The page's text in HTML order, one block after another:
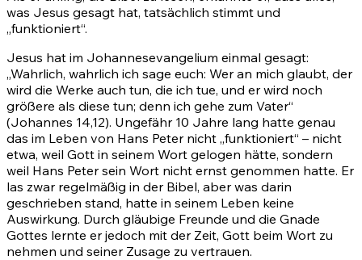
was Jesus gesagt hat, tatsächlich stimmt und
„funktioniert“.
Jesus hat im Johannesevangelium einmal gesagt:
„Wahrlich, wahrlich ich sage euch: Wer an mich glaubt, der
wird die Werke auch tun, die ich tue, und er wird noch
größere als diese tun; denn ich gehe zum Vater“
(Johannes 14,12). Ungefähr 10 Jahre lang hatte genau
das im Leben von Hans Peter nicht „funktioniert“ – nicht
etwa, weil Gott in seinem Wort gelogen hätte, sondern
weil Hans Peter sein Wort nicht ernst genommen hatte. Er
las zwar regelmäßig in der Bibel, aber was darin
geschrieben stand, hatte in seinem Leben keine
Auswirkung. Durch gläubige Freunde und die Gnade
Gottes lernte er jedoch mit der Zeit, Gott beim Wort zu
nehmen und seiner Zusage zu vertrauen.